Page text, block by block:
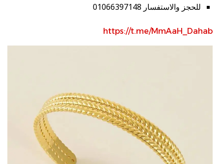
للحجز والاستفسار 01066397148
https://t.me/MmAaH_Dahab